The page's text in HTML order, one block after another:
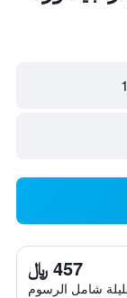
457 ﷼
شامل الرسوم